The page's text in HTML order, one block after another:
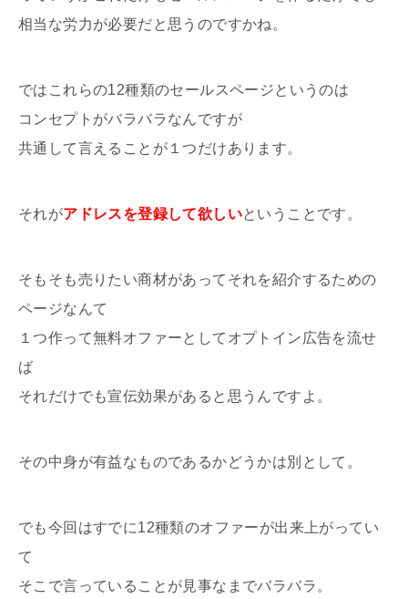
相当な労力が必要だと思うのですかね。
ではこれらの12種類のセールスページというのは
コンセプトがバラバラなんですが
共通して言えることが１つだけあります。
それがアドレスを登録して欲しいということです。
そもそも売りたい商材があってそれを紹介するための
ページなんて
１つ作って無料オファーとしてオプトイン広告を流せ
ば
それだけでも宣伝効果があると思うんですよ。
その中身が有益なものであるかどうかは別として。
でも今回はすでに12種類のオファーが出来上がってい
て
そこで言っていることが見事なまでバラバラ。